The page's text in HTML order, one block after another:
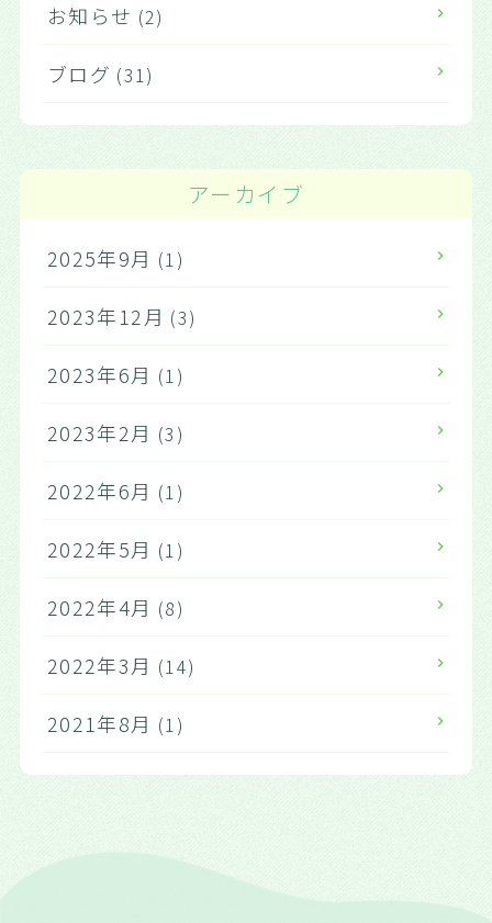
お知らせ (2)
ブログ (31)
アーカイブ
2025年9月 (1)
2023年12月 (3)
2023年6月 (1)
2023年2月 (3)
2022年6月 (1)
2022年5月 (1)
2022年4月 (8)
2022年3月 (14)
2021年8月 (1)